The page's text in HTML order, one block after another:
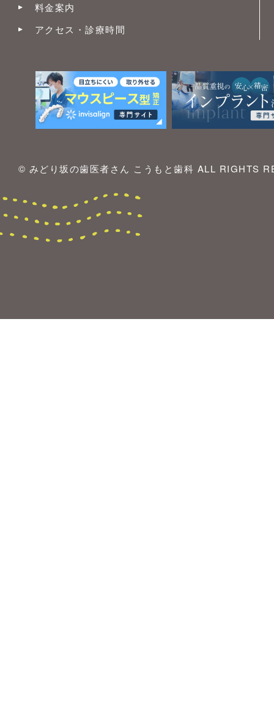
料金案内
アクセス・診療時間
© みどり坂の歯医者さん こうもと歯科 ALL RIGHTS